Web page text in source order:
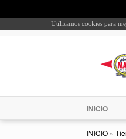
Utilizamos cookies para
INICIO
INICIO »